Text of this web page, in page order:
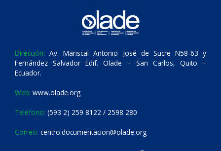
Dirección: Av. Mariscal Antonio José de Sucre N58-63 y
Fernández Salvador Edif. Olade – San Carlos, Quito –
Ecuador.
Web: www.olade.org
Teléfono: (593 2) 259 8122 / 2598 280
Correo: centro.documentacion@olade.org